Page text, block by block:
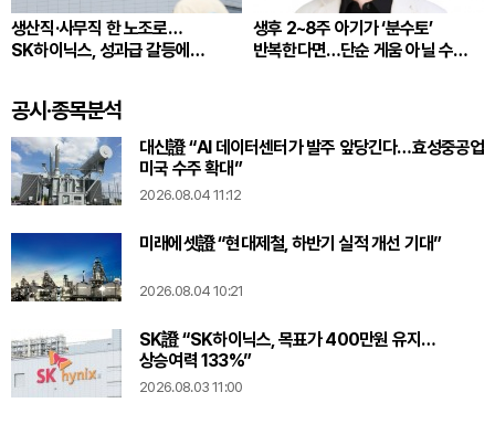
생산직·사무직 한 노조로…
SK하이닉스, 성과급 갈등에
생후 2~8주 아기가 ‘분수토’
반복한다면…단순 게움 아닐 수
공시·종목분석
대신證 “AI 데이터센터가 발주 앞당긴다…효성중공업
미국 수주 확대”
2026.08.04 11:12
미래에셋證 “현대제철, 하반기 실적 개선 기대”
2026.08.04 10:21
SK證 “SK하이닉스, 목표가 400만원 유지…
상승여력 133%”
2026.08.03 11:00